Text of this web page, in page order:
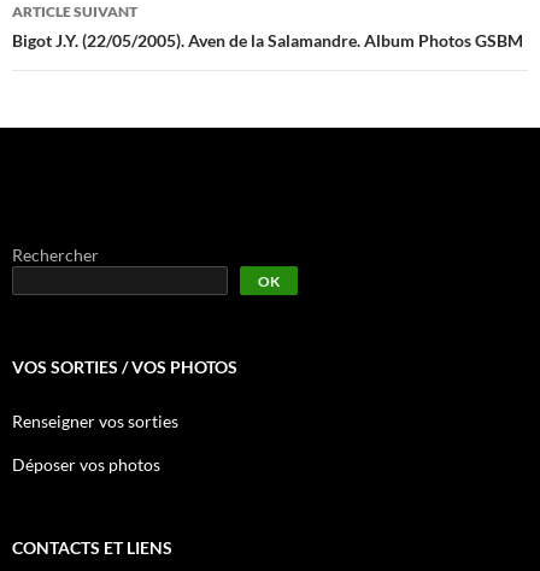
ARTICLE SUIVANT
Bigot J.Y. (22/05/2005). Aven de la Salamandre. Album Photos GSBM
Rechercher
OK
VOS SORTIES / VOS PHOTOS
Renseigner vos sorties
Déposer vos photos
CONTACTS ET LIENS